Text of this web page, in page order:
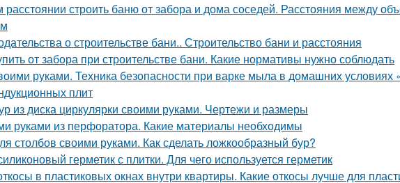
расстоянии строить баню от забора и дома соседей. Расстояния между
о строительстве бани.. Строительство бани и расстояния
от забора при строительстве бани. Какие нормативы нужно соблюдать
руками. Техника безопасности при варке мыла в домашних условиях
плит
из диска циркулярки своими руками. Чертежи и размеры
руками из перфоратора. Какие материалы необходимы
столбов своими руками. Как сделать ложкообразный бур?
герметик с плитки. Для чего используется герметик
в пластиковых окнах внутри квартиры. Какие откосы лучше для